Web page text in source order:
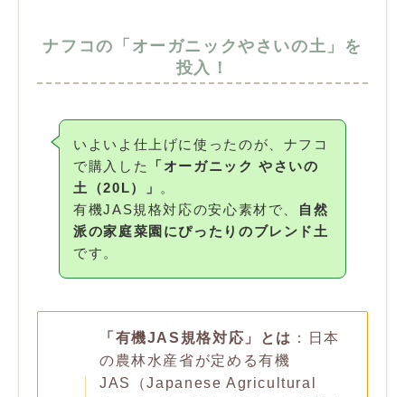
ナフコの「オーガニックやさいの土」を
投入！
いよいよ仕上げに使ったのが、ナフコ
で購入した
「オーガニック やさいの
土（20L）」 。
有機JAS規格対応の安心素材で、
自然
派の家庭菜園にぴったりのブレンド土
です。
「有機JAS規格対応」とは ：日本
の農林水産省が定める有機
JAS（Japanese Agricultural